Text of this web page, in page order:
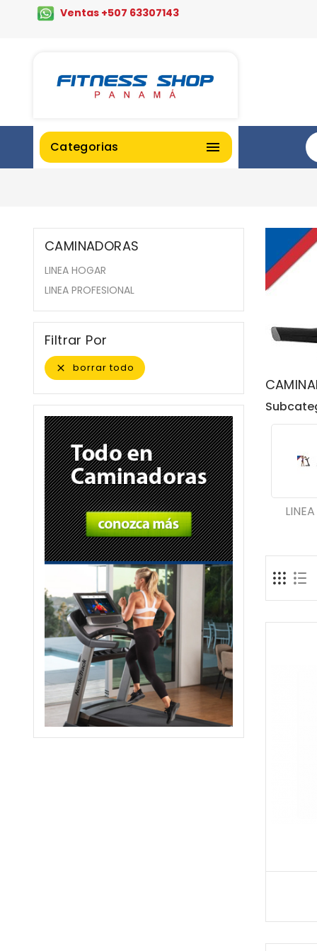
Ventas +507 63307143
Categorias 
CAMINADORAS
LINEA HOGAR
LINEA PROFESIONAL
Filtrar Por
 borrar todo